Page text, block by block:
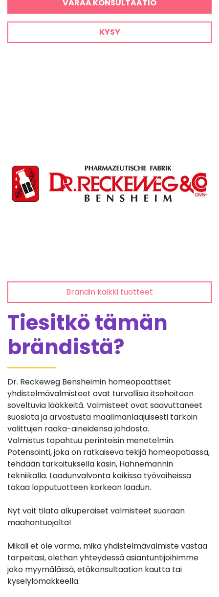
VARAA KONSULTAATIO
KYSY
Brändin kaikki tuotteet
Tiesitkö tämän
brändistä?
Dr. Reckeweg Bensheimin homeopaattiset
yhdistelmävalmisteet ovat turvallisia itsehoitoon
soveltuvia lääkkeitä. Valmisteet ovat saavuttaneet
suosiota ja arvostusta maailmanlaajuisesti tarkoin
valittujen raaka-aineidensa johdosta.
Valmistus tapahtuu perinteisin menetelmin.
Potensointi, joka on ratkaiseva tekijä homeopatiassa,
tehdään tarkoituksella käsin, Hahnemannin
tekniikalla. Laadunvalvonta kaikissa työvaiheissa
takaa lopputuotteen korkean laadun.
Nyt voit tilata alkuperäiset valmisteet suoraan
maahantuojalta!
Mikäli et ole varma, mikä yhdistelmävalmiste vastaa
tarpeitasi, olethan yhteydessä asiantuntijoihimme
joko myymälässä, etäkonsultaation kautta tai
kyselylomakkeella.